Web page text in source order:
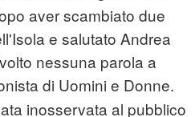
aver scambiato due
e salutato Andrea
nessuna parola a
di Uomini e Donne.
inosservata al pubblico